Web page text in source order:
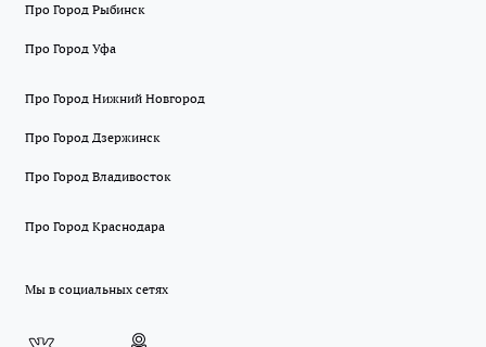
Про Город Рыбинск
Про Город Уфа
Про Город Нижний Новгород
Про Город Дзержинск
Про Город Владивосток
Про Город Краснодара
Мы в социальных сетях